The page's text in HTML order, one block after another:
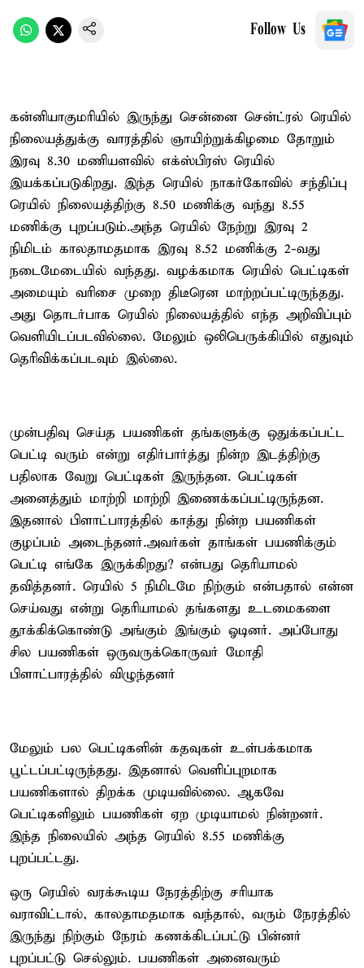
Follow Us
கன்னியாகுமரியில் இருந்து சென்னை சென்ட்ரல் ரெயில்
நிலையத்துக்கு வாரத்தில் ஞாயிற்றுக்கிழமை தோறும்
இரவு 8.30 மணியளவில் எக்ஸ்பிரஸ் ரெயில்
இயக்கப்படுகிறது. இந்த ரெயில் நாகர்கோவில் சந்திப்பு
ரெயில் நிலையத்திற்கு 8.50 மணிக்கு வந்து 8.55
மணிக்கு புறப்படும்.அந்த ரெயில் நேற்று இரவு 2
நிமிடம் காலதாமதமாக இரவு 8.52 மணிக்கு 2-வது
நடைமேடையில் வந்தது. வழக்கமாக ரெயில் பெட்டிகள்
அமையும் வரிசை முறை திடீரென மாற்றப்பட்டிருந்தது.
அது தொடர்பாக ரெயில் நிலையத்தில் எந்த அறிவிப்பும்
வெளியிடப்படவில்லை. மேலும் ஒலிபெருக்கியில் எதுவும்
தெரிவிக்கப்படவும் இல்லை.
முன்பதிவு செய்த பயணிகள் தங்களுக்கு ஒதுக்கப்பட்ட
பெட்டி வரும் என்று எதிர்பார்த்து நின்ற இடத்திற்கு
பதிலாக வேறு பெட்டிகள் இருந்தன. பெட்டிகள்
அனைத்தும் மாற்றி மாற்றி இணைக்கப்பட்டிருந்தன.
இதனால் பிளாட்பாரத்தில் காத்து நின்ற பயணிகள்
குழப்பம் அடைந்தனர்.அவர்கள் தாங்கள் பயணிக்கும்
பெட்டி எங்கே இருக்கிறது? என்பது தெரியாமல்
தவித்தனர். ரெயில் 5 நிமிடமே நிற்கும் என்பதால் என்ன
செய்வது என்று தெரியாமல் தங்களது உடமைகளை
தூக்கிக்கொண்டு அங்கும் இங்கும் ஓடினர். அப்போது
சில பயணிகள் ஒருவருக்கொருவர் மோதி
பிளாட்பாரத்தில் விழுந்தனர்
மேலும் பல பெட்டிகளின் கதவுகள் உள்பக்கமாக
பூட்டப்பட்டிருந்தது. இதனால் வெளிப்புறமாக
பயணிகளால் திறக்க முடியவில்லை. ஆகவே
பெட்டிகளிலும் பயணிகள் ஏற முடியாமல் நின்றனர்.
இந்த நிலையில் அந்த ரெயில் 8.55 மணிக்கு
புறப்பட்டது.
ஒரு ரெயில் வரக்கூடிய நேரத்திற்கு சரியாக
வராவிட்டால், காலதாமதமாக வந்தால், வரும் நேரத்தில்
இருந்து நிற்கும் நேரம் கணக்கிடப்பட்டு பின்னர்
புறப்பட்டு செல்லும். பயணிகள் அனைவரும்